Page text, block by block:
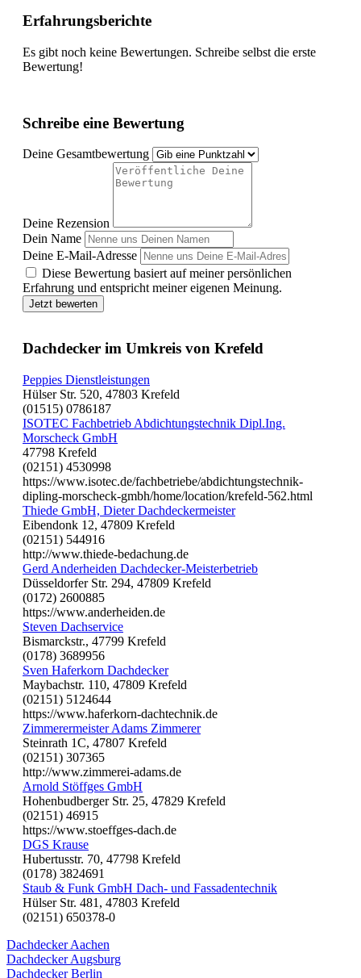
Erfahrungsberichte
Es gibt noch keine Bewertungen. Schreibe selbst die erste
Bewertung!
Schreibe eine Bewertung
Deine Gesamtbewertung
Deine Rezension
Dein Name
Deine E-Mail-Adresse
Diese Bewertung basiert auf meiner persönlichen
Erfahrung und entspricht meiner eigenen Meinung.
Jetzt bewerten
Dachdecker im Umkreis von Krefeld
Peppies Dienstleistungen
Hülser Str. 520, 47803 Krefeld
(01515) 0786187
ISOTEC Fachbetrieb Abdichtungstechnik Dipl.Ing.
Morscheck GmbH
47798 Krefeld
(02151) 4530998
https://www.isotec.de/fachbetriebe/abdichtungstechnik-
dipling-morscheck-gmbh/home/location/krefeld-562.html
Thiede GmbH, Dieter Dachdeckermeister
Eibendonk 12, 47809 Krefeld
(02151) 544916
http://www.thiede-bedachung.de
Gerd Anderheiden Dachdecker-Meisterbetrieb
Düsseldorfer Str. 294, 47809 Krefeld
(0172) 2600885
https://www.anderheiden.de
Steven Dachservice
Bismarckstr., 47799 Krefeld
(0178) 3689956
Sven Haferkorn Dachdecker
Maybachstr. 110, 47809 Krefeld
(02151) 5124644
https://www.haferkorn-dachtechnik.de
Zimmerermeister Adams Zimmerer
Steinrath 1C, 47807 Krefeld
(02151) 307365
http://www.zimmerei-adams.de
Arnold Stöffges GmbH
Hohenbudberger Str. 25, 47829 Krefeld
(02151) 46915
https://www.stoeffges-dach.de
DGS Krause
Hubertusstr. 70, 47798 Krefeld
(0178) 3824691
Staub & Funk GmbH Dach- und Fassadentechnik
Hülser Str. 481, 47803 Krefeld
(02151) 650378-0
Dachdecker Aachen
Dachdecker Augsburg
Dachdecker Berlin